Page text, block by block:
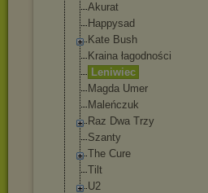
Akurat
Happysad
Kate Bush
Kraina łagodności
Leniwiec
Magda Umer
Maleńczuk
Raz Dwa Trzy
Szanty
The Cure
Tilt
U2